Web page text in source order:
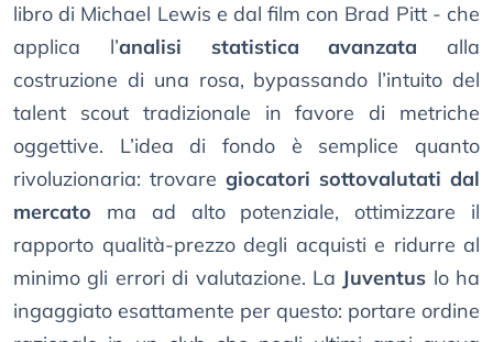
libro di Michael Lewis e dal film con Brad Pitt - che
applica l’analisi statistica avanzata alla
costruzione di una rosa, bypassando l’intuito del
talent scout tradizionale in favore di metriche
oggettive. L’idea di fondo è semplice quanto
rivoluzionaria: trovare giocatori sottovalutati dal
mercato ma ad alto potenziale, ottimizzare il
rapporto qualità-prezzo degli acquisti e ridurre al
minimo gli errori di valutazione. La Juventus lo ha
ingaggiato esattamente per questo: portare ordine